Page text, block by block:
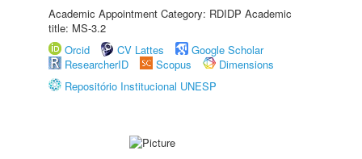
Academic Appointment Category: RDIDP Academic
title: MS-3.2
Orcid
CV Lattes
Google Scholar
ResearcherID
Scopus
Dimensions
Repositório Institucional UNESP